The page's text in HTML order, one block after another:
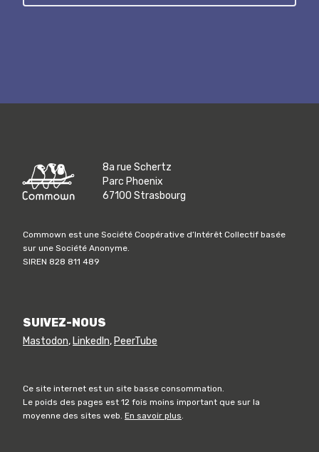
8a rue Schertz
Parc Phoenix
67100 Strasbourg
Commown est une Société Coopérative d’Intérêt Collectif basée
sur une Société Anonyme.
SIREN 828 811 489
SUIVEZ-NOUS
Mastodon, LinkedIn, PeerTube
Ce site internet est un site basse consommation.
Le poids des pages est 12 fois moins important que sur la
moyenne des sites web. En savoir plus.